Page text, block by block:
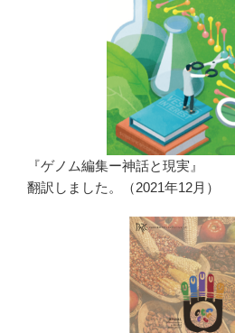
『ゲノム編集ー神話と現実』
翻訳しました。（2021年12月）